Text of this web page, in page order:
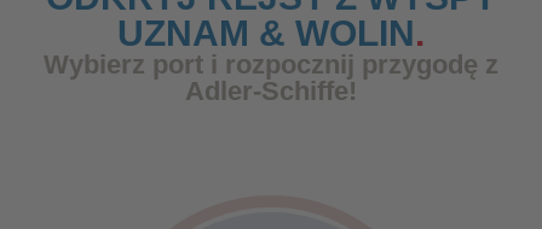
UZNAM & WOLIN
Wybierz port i rozpocznij przygodę z
Adler-Schiffe!